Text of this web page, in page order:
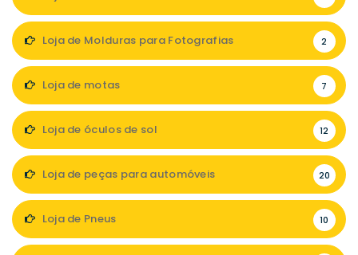
Loja de Molduras para Fotografias 2
Loja de motas 7
Loja de óculos de sol 12
Loja de peças para automóveis 20
Loja de Pneus 10